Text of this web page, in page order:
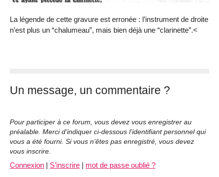
La légende de cette gravure est erronée : l’instrument de droite
n’est plus un “chalumeau”, mais bien déjà une “clarinette”.<
Un message, un commentaire ?
Pour participer à ce forum, vous devez vous enregistrer au
préalable. Merci d’indiquer ci-dessous l’identifiant personnel qui
vous a été fourni. Si vous n’êtes pas enregistré, vous devez
vous inscrire.
Connexion | S’inscrire | mot de passe oublié ?